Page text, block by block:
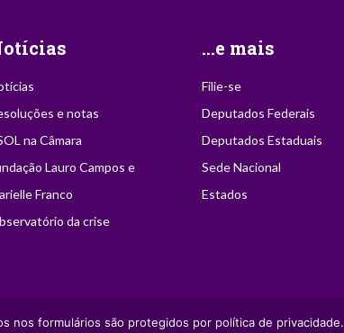
e notas
na Câmara
Lauro Campos e
Franco
da crise
...e mais
Filie-se
Deputados Federais
Deputados Estaduais
Sede Nacional
Estados
nos formulários são protegidos por política de privacidade.